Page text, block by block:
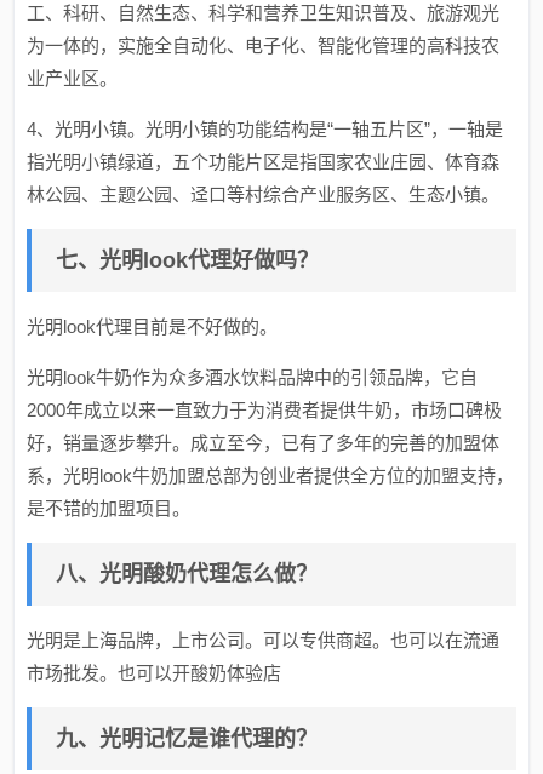
工、科研、自然生态、科学和营养卫生知识普及、旅游观光
为一体的，实施全自动化、电子化、智能化管理的高科技农
业产业区。
4、光明小镇。光明小镇的功能结构是“一轴五片区”，一轴是
指光明小镇绿道，五个功能片区是指国家农业庄园、体育森
林公园、主题公园、迳口等村综合产业服务区、生态小镇。
七、光明look代理好做吗？
光明look代理目前是不好做的。
光明look牛奶作为众多酒水饮料品牌中的引领品牌，它自
2000年成立以来一直致力于为消费者提供牛奶，市场口碑极
好，销量逐步攀升。成立至今，已有了多年的完善的加盟体
系，光明look牛奶加盟总部为创业者提供全方位的加盟支持，
是不错的加盟项目。
八、光明酸奶代理怎么做？
光明是上海品牌，上市公司。可以专供商超。也可以在流通
市场批发。也可以开酸奶体验店
九、光明记忆是谁代理的？